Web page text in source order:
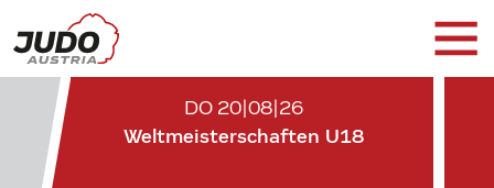
DO 20|08|26
Weltmeisterschaften U18